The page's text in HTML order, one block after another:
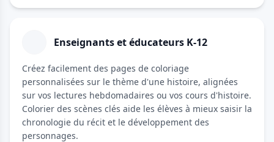
Enseignants et éducateurs K-12
Créez facilement des pages de coloriage
personnalisées sur le thème d'une histoire, alignées
sur vos lectures hebdomadaires ou vos cours d'histoire.
Colorier des scènes clés aide les élèves à mieux saisir la
chronologie du récit et le développement des
personnages.